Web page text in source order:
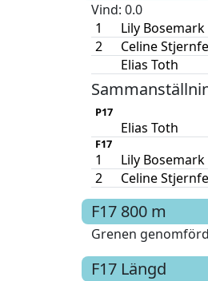
Vind: 0.0
1
Lily Bosemark
2
Celine
Elias Toth
P17
Elias Toth
F17
1 Lily Bosemark
2
Celine
F17 800 m
Grenen
F17 Längd